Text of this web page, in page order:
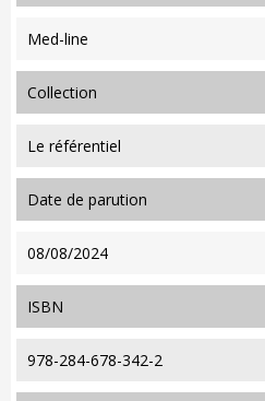
Med-line
collection
Le référentiel
date de parution
08/08/2024
ISBN
978-284-678-342-2